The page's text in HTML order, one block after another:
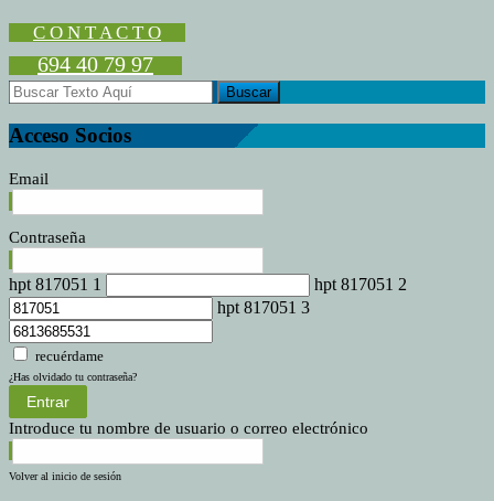
C O N T A C T O
694 40 79 97
Acceso Socios
Email
Contraseña
hpt 817051 1
hpt 817051 2
hpt 817051 3
recuérdame
¿Has olvidado tu contraseña?
Entrar
Introduce tu nombre de usuario o correo electrónico
Volver al inicio de sesión